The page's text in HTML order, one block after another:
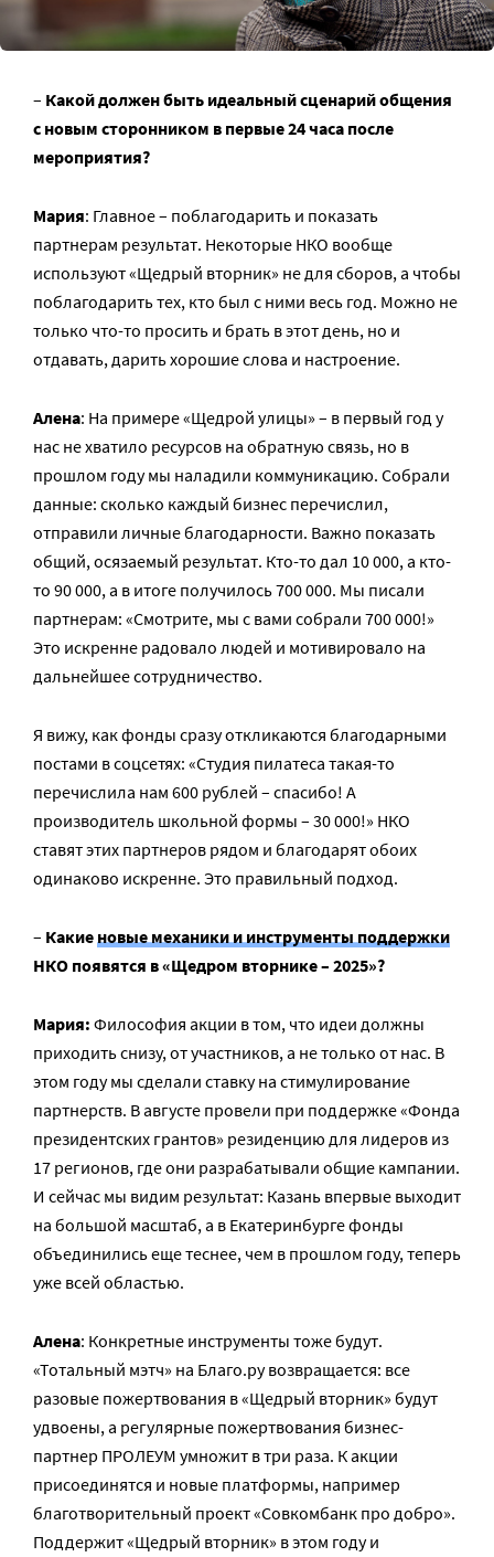
– Какой должен быть идеальный сценарий общения
с новым сторонником в первые 24 часа после
мероприятия?
Мария: Главное – поблагодарить и показать
партнерам результат. Некоторые НКО вообще
используют «Щедрый вторник» не для сборов, а чтобы
поблагодарить тех, кто был с ними весь год. Можно не
только что-то просить и брать в этот день, но и
отдавать, дарить хорошие слова и настроение.
Алена: На примере «Щедрой улицы» – в первый год у
нас не хватило ресурсов на обратную связь, но в
прошлом году мы наладили коммуникацию. Собрали
данные: сколько каждый бизнес перечислил,
отправили личные благодарности. Важно показать
общий, осязаемый результат. Кто-то дал 10 000, а кто-
то 90 000, а в итоге получилось 700 000. Мы писали
партнерам: «Смотрите, мы с вами собрали 700 000!»
Это искренне радовало людей и мотивировало на
дальнейшее сотрудничество.
Я вижу, как фонды сразу откликаются благодарными
постами в соцсетях: «Студия пилатеса такая-то
перечислила нам 600 рублей – спасибо! А
производитель школьной формы – 30 000!» НКО
ставят этих партнеров рядом и благодарят обоих
одинаково искренне. Это правильный подход.
– Какиеновые механики и инструменты поддержки
НКО появятся в «Щедром вторнике – 2025»?
Мария: Философия акции в том, что идеи должны
приходить снизу, от участников, а не только от нас. В
этом году мы сделали ставку на стимулирование
партнерств. В августе провели при поддержке «Фонда
президентских грантов» резиденцию для лидеров из
17 регионов, где они разрабатывали общие кампании.
И сейчас мы видим результат: Казань впервые выходит
на большой масштаб, а в Екатеринбурге фонды
объединились еще теснее, чем в прошлом году, теперь
уже всей областью.
Алена: Конкретные инструменты тоже будут.
«Тотальный мэтч» на Благо.ру возвращается: все
разовые пожертвования в «Щедрый вторник» будут
удвоены, а регулярные пожертвования бизнес-
партнер ПРОЛЕУМ умножит в три раза. К акции
присоединятся и новые платформы, например
благотворительный проект «Совкомбанк про добро».
Поддержит «Щедрый вторник» в этом году и